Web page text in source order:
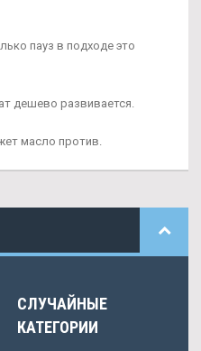
пауз в подходе это
дешево развивается.
масло против.
СЛУЧАЙНЫЕ
КАТЕГОРИИ